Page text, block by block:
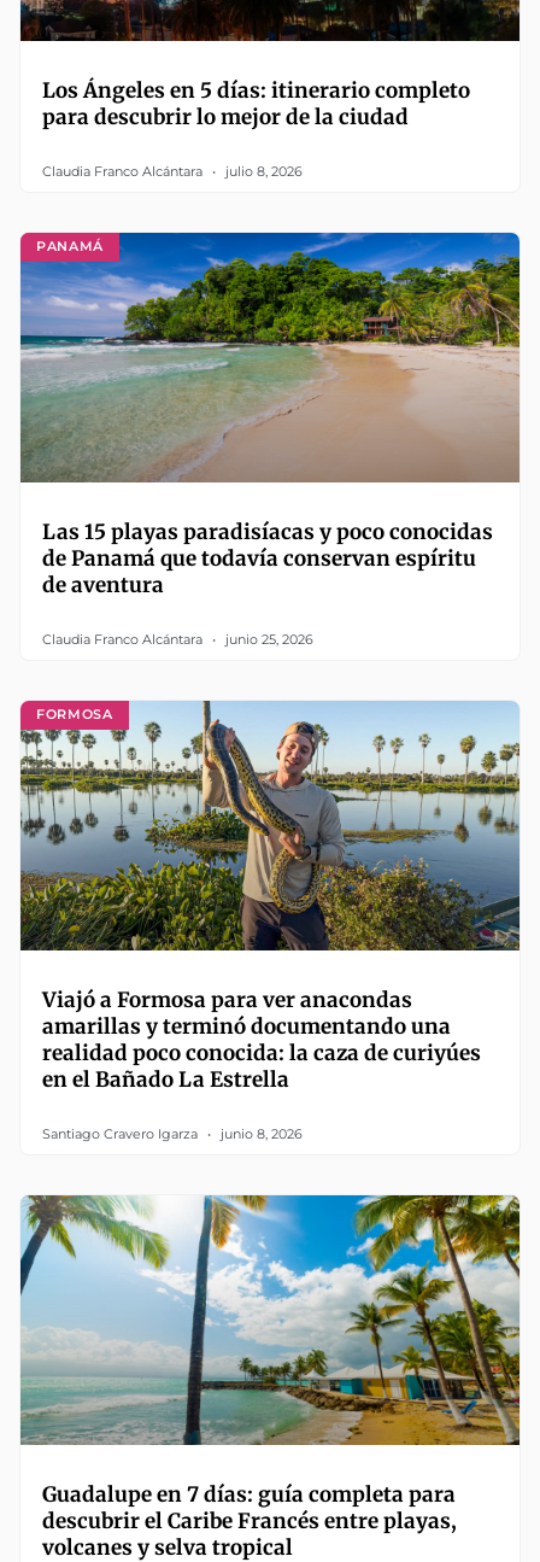
Los Ángeles en 5 días: itinerario completo
para descubrir lo mejor de la ciudad
Claudia Franco Alcántara julio 8, 2026
PANAMÁ
Las 15 playas paradisíacas y poco conocidas
de Panamá que todavía conservan espíritu
de aventura
Claudia Franco Alcántara junio 25, 2026
FORMOSA
Viajó a Formosa para ver anacondas
amarillas y terminó documentando una
realidad poco conocida: la caza de curiyúes
en el Bañado La Estrella
Santiago Cravero Igarza junio 8, 2026
Guadalupe en 7 días: guía completa para
descubrir el Caribe Francés entre playas,
volcanes y selva tropical